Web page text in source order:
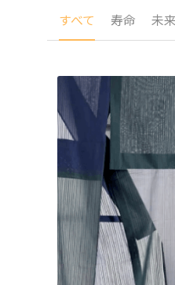
すべて 寿命 未